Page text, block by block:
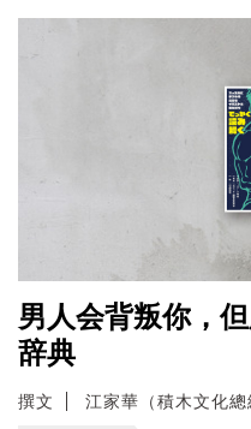
男人会背叛你，
辞典
撰文 江家華（積木文化總